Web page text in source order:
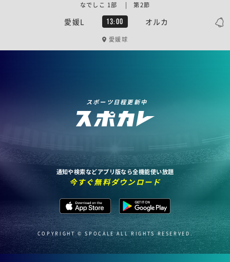
愛媛L 13:00 オルカ
なでしこ 1部 | 第2節
愛媛球
スポーツ日程更新中
通知や検索などアプリ版なら全機能使い放題
今すぐ無料ダウンロード
COPYRIGHT © SPOCALE ALL RIGHTS RESERVED.